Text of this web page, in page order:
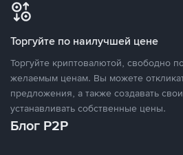
Торгуйте по наилучшей цене
Торгуйте криптовалютой, свободно
желаемым ценам. Вы можете
предложения, а также создавать
устанавливать собственные цены.
Блог P2P